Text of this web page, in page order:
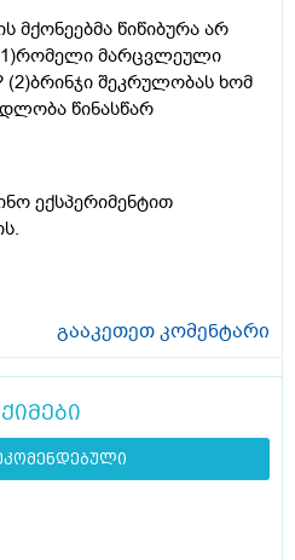
მქონეებმა წიწიბურა არ
მარცვლეული
შეკრულობას ხომ
წინასწარ
ექსპერიმენტით
გააკეთეთ კომენტარი